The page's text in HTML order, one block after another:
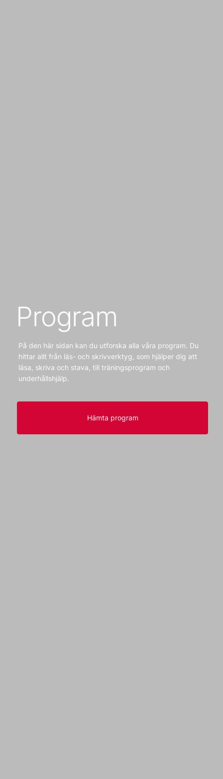
Program
På den här sidan kan du utforska alla våra program. Du
hittar allt från läs- och skrivverktyg, som hjälper dig att
läsa, skriva och stava, till träningsprogram och
underhållshjälp.
Hämta program